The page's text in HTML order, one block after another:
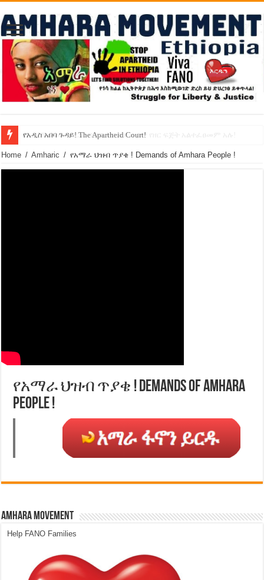
የኢዜማው መሪ ብርሃኑ ነጋ ኢትዮጵያ ውስጥ የዘር ፍጅት አልተፈፀመም አሉ!
የአዲስ አበባ ጉዳይ! The Apartheid Court!
Home / Amharic / የአማራ ህዝብ ጥያቄ ! Demands of Amhara People !
የአማራ ህዝብ ጥያቄ ! Demands of Amhara
People !
Amhara Movement
Help FANO Families